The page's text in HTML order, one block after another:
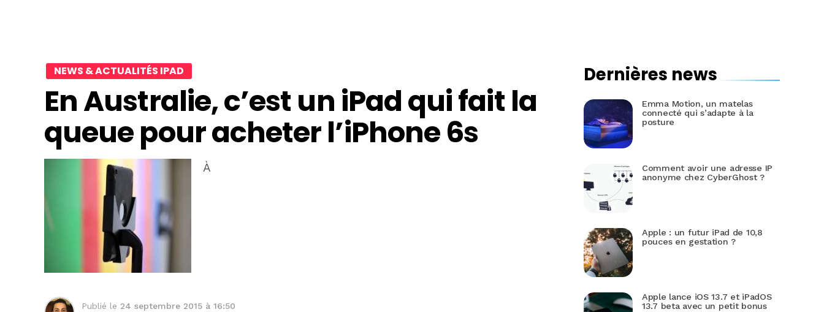
NEWS & ACTUALITÉS IPAD
En Australie, c’est un iPad qui fait la
queue pour acheter l’iPhone 6s
À
Publié le 24 septembre 2015 à 16:50
Dernières news
Emma Motion, un matelas
connecté qui s’adapte à la
posture
Comment avoir une adresse IP
anonyme chez CyberGhost ?
Apple : un futur iPad de 10,8
pouces en gestation ?
Apple lance iOS 13.7 et iPadOS
13.7 beta avec un petit bonus